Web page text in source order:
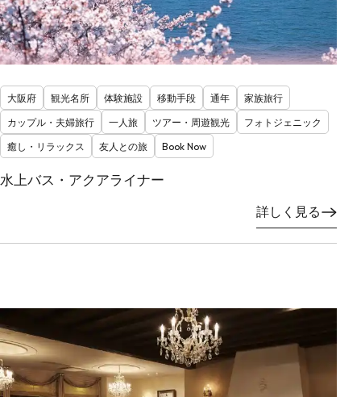
大阪府 観光名所 体験施設 移動手段 通年
家族旅行
カップル・夫婦旅行
一人旅 ツアー・周遊観光
フォトジェニック
癒し・リラックス
友人との旅 Book Now
水上バス・アクアライナー
詳しく見る